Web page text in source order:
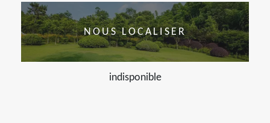
NOUS LOCALISER
indisponible